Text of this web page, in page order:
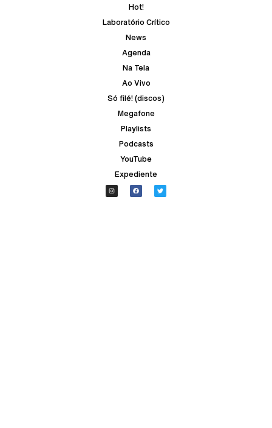
Hot!
Laboratório Crítico
News
Agenda
Na Tela
Ao Vivo
Só filé! (discos)
Megafone
Playlists
Podcasts
YouTube
Expediente